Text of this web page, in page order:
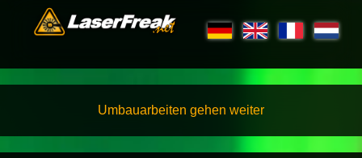
Umbauarbeiten gehen weiter